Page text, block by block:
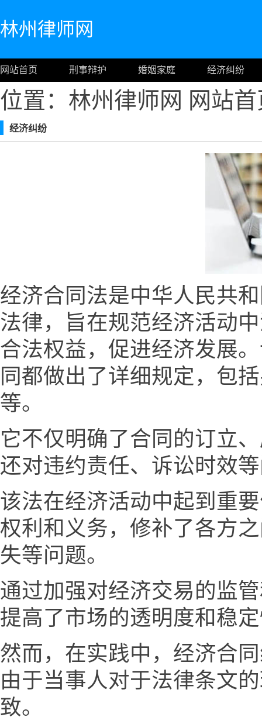
林州律师网
网站首页 刑事辩护 婚姻家庭 经济纠纷
位置：林州律师网 网站
经济纠纷
经济合同法是中华人民共
法律，旨在规范经济活动
合法权益，促进经济发展
同都做出了详细规定，包
等。
它不仅明确了合同的订立
还对违约责任、诉讼时效
该法在经济活动中起到重
权利和义务，修补了各方
失等问题。
通过加强对经济交易的监
提高了市场的透明度和稳
然而，在实践中，经济合
由于当事人对于法律条文
致。